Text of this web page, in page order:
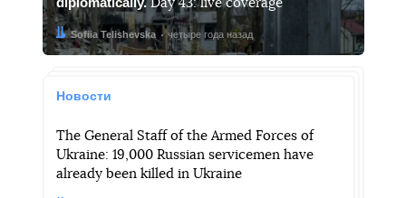
Day 43: live coverage
Автор:
Sofiia Telishevska
Дата: четыре года назад
Новости
The General Staff of the Armed Forces of
Ukraine: 19,000 Russian servicemen have
already been killed in Ukraine